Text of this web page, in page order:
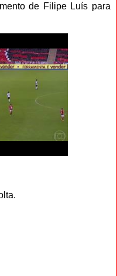
de Filipe Luís para